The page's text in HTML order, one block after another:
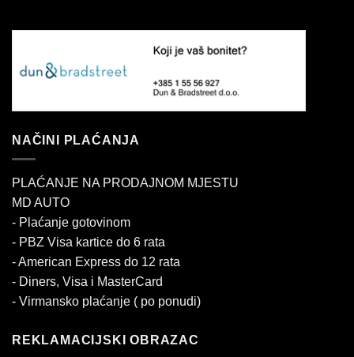
NAČINI PLAĆANJA
PLAĆANJE NA PRODAJNOM MJESTU
MD AUTO
- Plaćanje gotovinom
- PBZ Visa kartice do 6 rata
- American Express do 12 rata
- Diners, Visa i MasterCard
- Virmansko plaćanje ( po ponudi)
REKLAMACIJSKI OBRAZAC